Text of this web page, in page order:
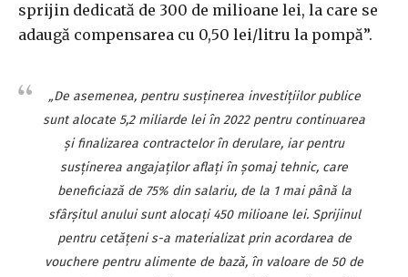
sprijin dedicată de 300 de milioane lei, la care se
adaugă compensarea cu 0,50 lei/litru la pompă”.
„De asemenea, pentru susţinerea investiţiilor publice
sunt alocate 5,2 miliarde lei în 2022 pentru continuarea
şi finalizarea contractelor în derulare, iar pentru
susţinerea angajaţilor aflaţi în şomaj tehnic, care
beneficiază de 75% din salariu, de la 1 mai până la
sfârşitul anului sunt alocaţi 450 milioane lei. Sprijinul
pentru cetăţeni s-a materializat prin acordarea de
vouchere pentru alimente de bază, în valoare de 50 de